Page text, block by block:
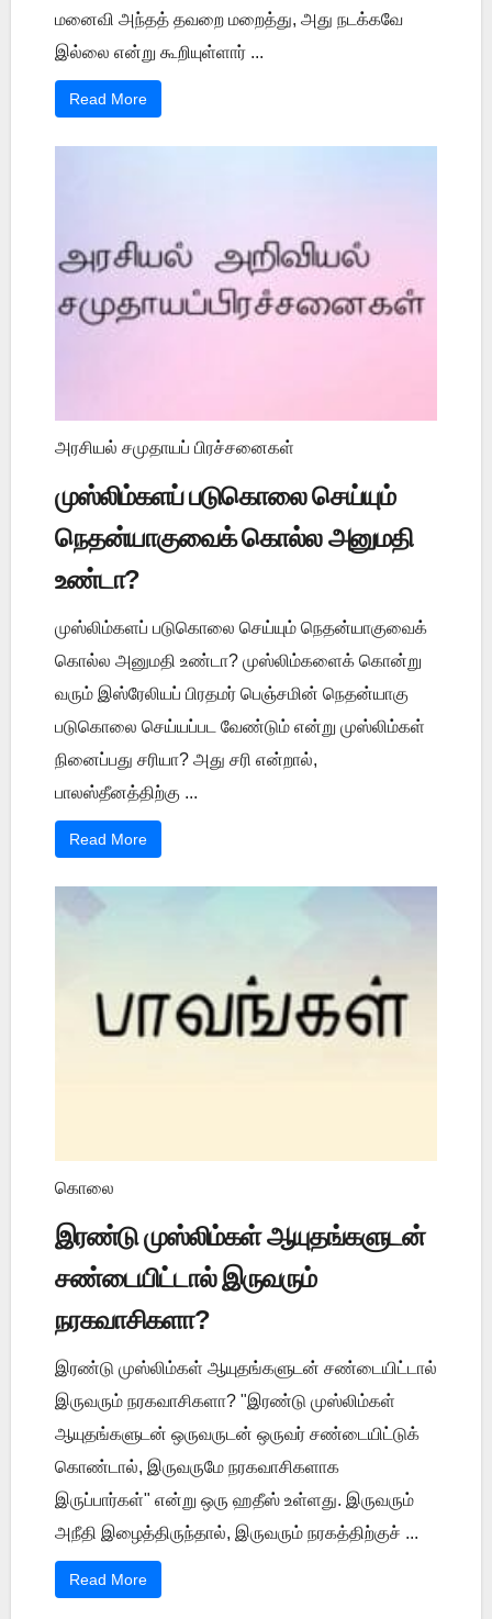
மனைவி அந்தத் தவறை மறைத்து, அது நடக்கவே
இல்லை என்று கூறியுள்ளார் ...
Read More
அரசியல் சமுதாயப் பிரச்சனைகள்
முஸ்லிம்களப் படுகொலை செய்யும்
நெதன்யாகுவைக் கொல்ல அனுமதி
உண்டா?
முஸ்லிம்களப் படுகொலை செய்யும் நெதன்யாகுவைக்
கொல்ல அனுமதி உண்டா? முஸ்லிம்களைக் கொன்று
வரும் இஸ்ரேலியப் பிரதமர் பெஞ்சமின் நெதன்யாகு
படுகொலை செய்யப்பட வேண்டும் என்று முஸ்லிம்கள்
நினைப்பது சரியா? அது சரி என்றால்,
பாலஸ்தீனத்திற்கு ...
Read More
கொலை
இரண்டு முஸ்லிம்கள் ஆயுதங்களுடன்
சண்டையிட்டால் இருவரும்
நரகவாசிகளா?
இரண்டு முஸ்லிம்கள் ஆயுதங்களுடன் சண்டையிட்டால்
இருவரும் நரகவாசிகளா? "இரண்டு முஸ்லிம்கள்
ஆயுதங்களுடன் ஒருவருடன் ஒருவர் சண்டையிட்டுக்
கொண்டால், இருவருமே நரகவாசிகளாக
இருப்பார்கள்" என்று ஒரு ஹதீஸ் உள்ளது. இருவரும்
அநீதி இழைத்திருந்தால், இருவரும் நரகத்திற்குச் ...
Read More